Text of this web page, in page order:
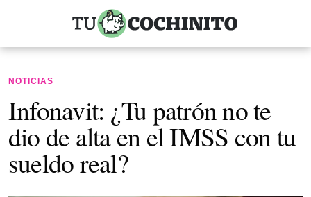
NOTICIAS
Infonavit: ¿Tu patrón no te
dio de alta en el IMSS con tu
sueldo real?